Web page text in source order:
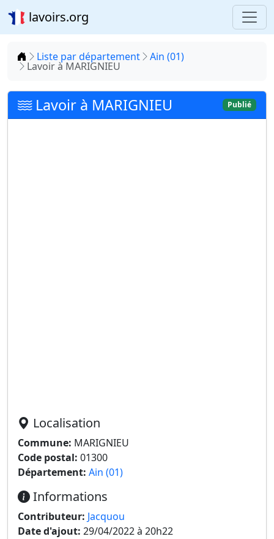
lavoirs.org
Accueil
Liste par département Ain (01)
Lavoir à MARIGNIEU
Lavoir à MARIGNIEU Publié
Localisation
Commune: MARIGNIEU
Code postal: 01300
Département: Ain (01)
Informations
Contributeur: Jacquou
Date d'ajout: 29/04/2022 à 20h22